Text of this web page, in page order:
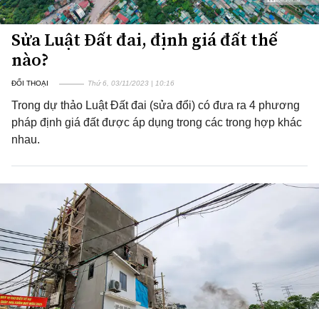
Sửa Luật Đất đai, định giá đất thế
nào?
ĐỐI THOẠI Thứ 6, 03/11/2023 | 10:16
Trong dự thảo Luật Đất đai (sửa đổi) có đưa ra 4 phương
pháp định giá đất được áp dụng trong các trong hợp khác
nhau.